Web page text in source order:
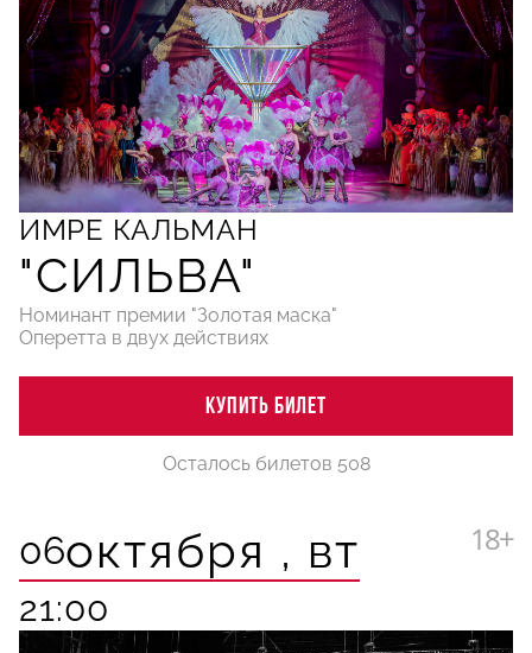
ИМРЕ КАЛЬМАН
"СИЛЬВА"
Номинант премии "Золотая маска"
Оперетта в двух действиях
КУПИТЬ БИЛЕТ
Осталось билетов 508
06октября , вт
21:00
18+